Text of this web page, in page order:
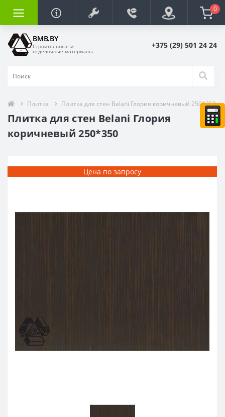
0
BMB.BY
Строительные и
отделочные материалы
+375 (29) 501 24 24
Плитка Плитка для стен Belani Глория коричневый 250*350
Плитка для стен Belani Глория
коричневый 250*350
Цена по запросу